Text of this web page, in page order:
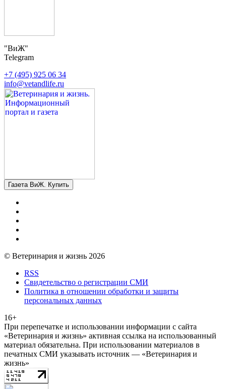
"ВиЖ"
Telegram
+7 (495) 925 06 34
info@vetandlife.ru
Газета ВиЖ. Купить
© Ветеринария и жизнь 2026
RSS
Свидетельство о регистрации СМИ
Политика в отношении обработки и защиты
персональных данных
16+
При перепечатке и использовании информации с сайта
«Ветеринария и жизнь» активная ссылка на использованный
материал обязательна. При использовании материалов в
печатных СМИ указывать источник — «Ветеринария и
жизнь»